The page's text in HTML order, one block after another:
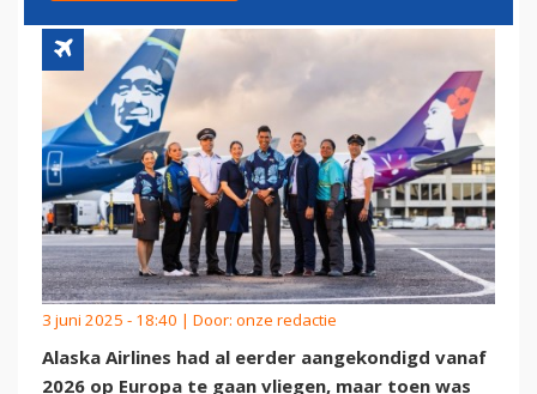
3 juni 2025 - 18:40 | Door: onze redactie
Alaska Airlines had al eerder aangekondigd vanaf
2026 op Europa te gaan vliegen, maar toen was